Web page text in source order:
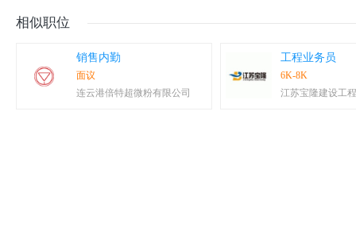
相似职位
销售内勤
面议
连云港倍特超微粉有限公司
工程业务员
6K-8K
江苏宝隆建设工